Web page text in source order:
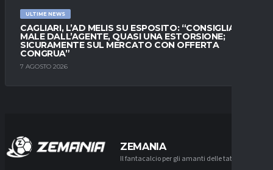
ULTIME NEWS
CAGLIARI, L’AD MELIS SU ESPOSITO: “CONSIGLIATO
MALE DALL’AGENTE, QUASI UNA ESTORSIONE;
SICURAMENTE SUL MERCATO CON OFFERTA
CONGRUA”
7 AGOSTO 2026
ZEMANIA
Il fantacalcio per gli amanti delle tattiche